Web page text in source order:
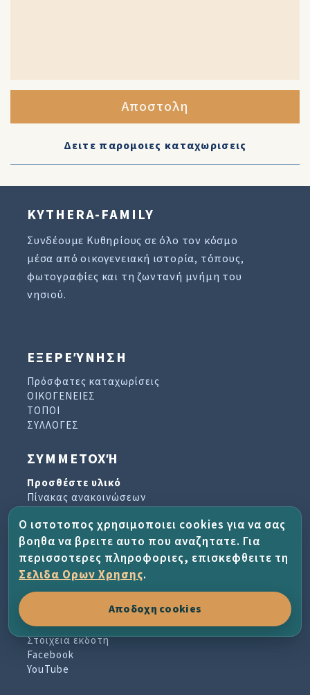
Αποστολη
Δειτε παρομοιες καταχωρισεις
KYTHERA-FAMILY
Συνδέουμε Κυθηρίους σε όλο τον κόσμο
μέσα από οικογενειακή ιστορία, τόπους,
φωτογραφίες και τη ζωντανή μνήμη του
νησιού.
ΕΞΕΡΕΎΝΗΣΗ
Πρόσφατες καταχωρίσεις
ΟΙΚΟΓΕΝΕΙΕΣ
ΤΟΠΟΙ
ΣΥΛΛΟΓΕΣ
ΣΥΜΜΕΤΟΧΉ
Προσθέστε υλικό
Πίνακας ανακοινώσεων
Αρχείο ενημερωτικών δελτίων
ΈΡΓΟ ΚΑΙ ΒΟΉΘΕΙΑ
Σχετικά με το έργο
Συχνές ερωτήσεις
Οροι χρησης
Στοιχεια εκδοτη
Facebook
YouTube
Ο ιστοτοπος χρησιμοποιει cookies για να σας
βοηθα να βρειτε αυτο που αναζητατε. Για
περισσοτερες πληροφοριες, επισκεφθειτε τη
Σελιδα Ορων Χρησης.
Αποδοχη cookies